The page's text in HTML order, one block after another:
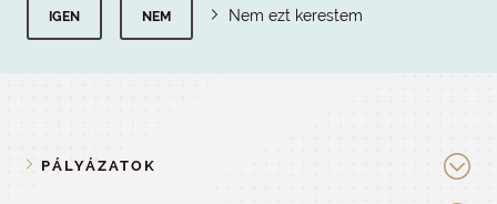
IGEN NEM Nem ezt kerestem
PÁLYÁZATOK